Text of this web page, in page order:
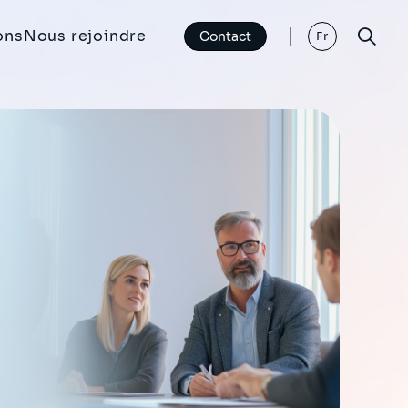
Nous rejoindre Contact Fr